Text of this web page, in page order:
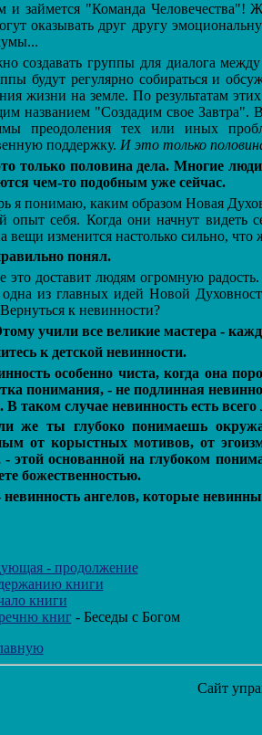
и займется "Команда Человечества"!
оказывать друг другу
создавать группы для диалога
будут регулярно собираться и
жизни на земле. По результатам
названием "Создадим свое Завтра".
преодоления тех или иных
поддержку. И это только
только половина дела. Многие
чем-то подобным уже сейчас.
я понимаю, каким образом Новая
опыт себя. Когда они начнут видеть
вещи изменится настолько сильно,
понял.
это доставит людям огромную
одна из главных идей Новой
к невинности?
учили все великие мастера -
к детской невинности.
особенно чиста, когда она
понимания, - не подлинная
В таком случае невинность есть
же ты глубоко понимаешь
от корыстных мотивов, от
- этой основанной на глубоком
божественностью.
невинность ангелов, которые
- продолжение
книги
книги
книг - Беседы с Богом
Сайт